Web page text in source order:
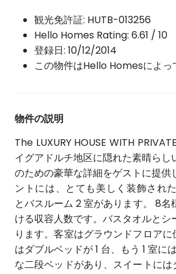
観光免許証: HUTB-013256
Hello Homes Rating: 6.61 / 10
登録日: 10/12/2014
この物件はHello Homesによっ
物件の説明
The LUXURY HOUSE WITH
イグアドルチ地区に隠れた素晴らし
のための豪華な詳細をゲストに提供
ントには、とても美しく装飾され
とバスルーム 2 室があります。 8名
ける収容人数です。バスタオルとシ
ります。客室はグラウンドフロアに
はダブルベッドが 1 台、もう 1 室に
な二段ベッドがあり、スイートには